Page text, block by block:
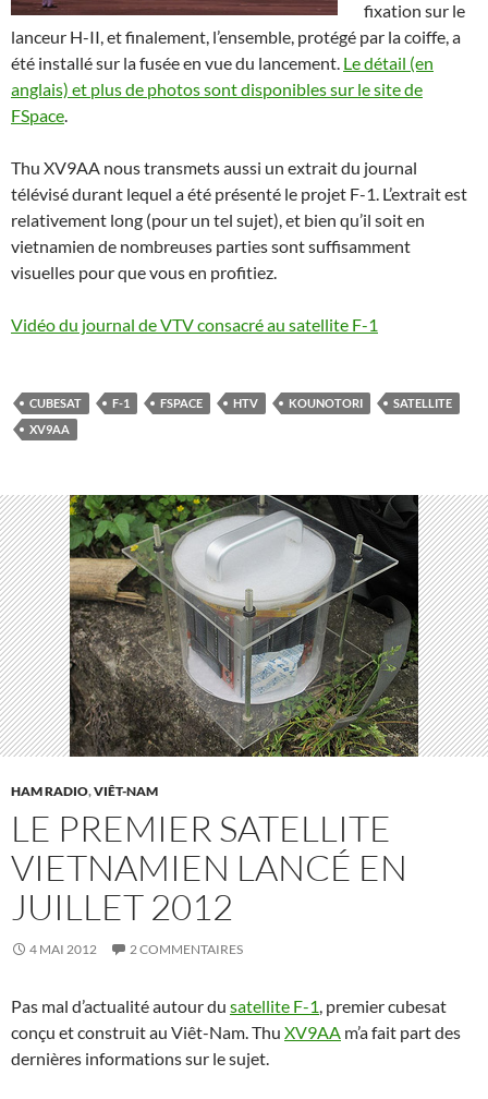
fixation sur le
lanceur H-II, et finalement, l’ensemble, protégé par la coiffe, a
été installé sur la fusée en vue du lancement. Le détail (en
anglais) et plus de photos sont disponibles sur le site de
FSpace.
Thu XV9AA nous transmets aussi un extrait du journal
télévisé durant lequel a été présenté le projet F-1. L’extrait est
relativement long (pour un tel sujet), et bien qu’il soit en
vietnamien de nombreuses parties sont suffisamment
visuelles pour que vous en profitiez.
Vidéo du journal de VTV consacré au satellite F-1
CUBESAT F-1 FSPACE HTV KOUNOTORI
SATELLITE
XV9AA
HAM RADIO,VIÊT-NAM
LE PREMIER SATELLITE
VIETNAMIEN LANCÉ EN
JUILLET 2012
4 MAI 2012 2 COMMENTAIRES
Pas mal d’actualité autour du satellite F-1, premier cubesat
conçu et construit au Viêt-Nam. Thu XV9AA m’a fait part des
dernières informations sur le sujet.